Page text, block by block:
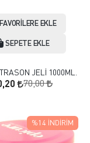
FAVORILERE EKLE
SEPETE EKLE
JELİ 1000ML.
70,00
%14 İNDIRIM